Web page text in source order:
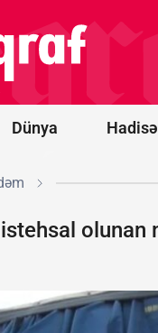
Dünya Hadisə
olunan